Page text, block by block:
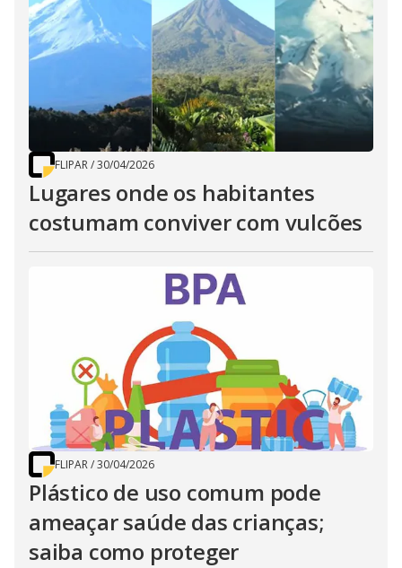
FLIPAR/30/04/2026
Lugares onde os habitantes
costumam conviver com vulcões
FLIPAR/30/04/2026
Plástico de uso comum pode
ameaçar saúde das crianças;
saiba como proteger